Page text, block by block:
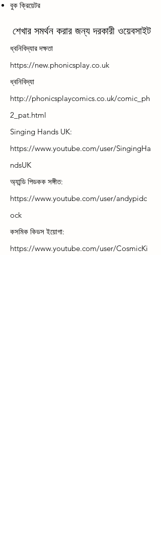
বুক ক্রিয়েটর
শেখার সমর্থন করার জন্য দরকারী ওয়েবসাইট
ধ্বনিবিদ্যার দক্ষতা
https://new.phonicsplay.co.uk
ধ্বনিবিদ্যা
http://phonicsplaycomics.co.uk/comic_ph
2_pat.html
Singing Hands UK:
https://www.youtube.com/user/SingingHa
ndsUK
অ্যান্ডি পিডকক সঙ্গীত:
https://www.youtube.com/user/andypidc
ock
কসমিক কিডস ইয়োগা:
https://www.youtube.com/user/CosmicKi